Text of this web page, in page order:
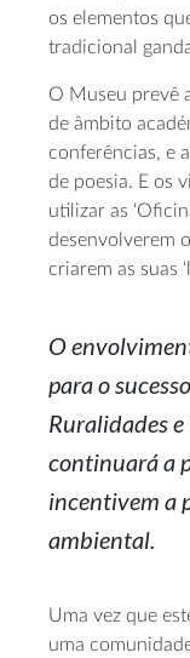
os elementos
tradicional
O Museu prevê
de âmbito
conferências, e
de poesia. E os
utilizar as
desenvolverem
criarem as suas
O
para o
Ruralidades
continuará a
incentivem a
ambiental.
Uma vez que
uma